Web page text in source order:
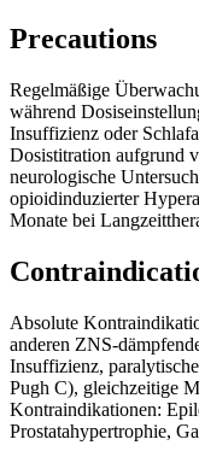
Precautions
Regelmäßige
während
Insuffizienz oder
Dosistitration aufgrund
neurologische
opioidinduzierter
Monate bei
Absolute
anderen ZNS-
Insuffizienz,
Pugh C), gleichzeitige
Kontraindikationen:
Prostatahypertrophie,